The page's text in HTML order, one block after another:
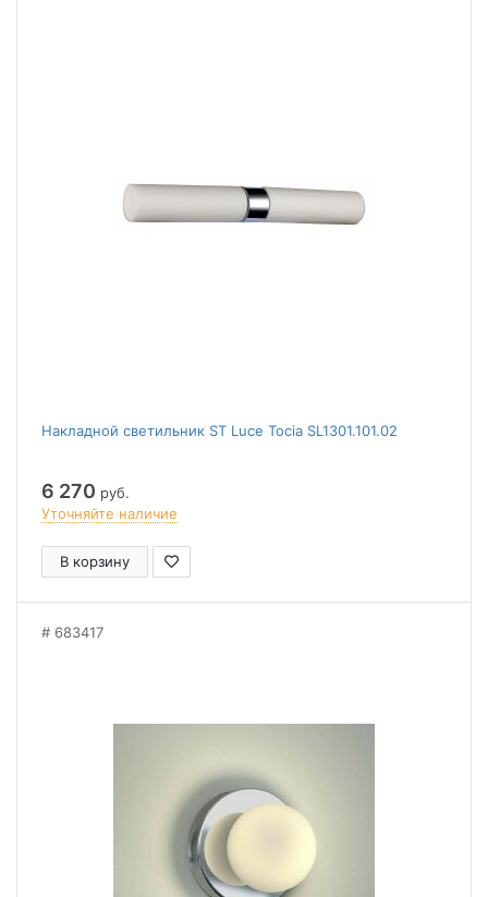
Накладной светильник ST Luce Tocia SL1301.101.02
6 270 руб.
Уточняйте наличие
В корзину
683417